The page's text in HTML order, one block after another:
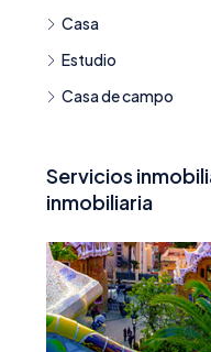
Casa
Estudio
Casa de campo
Servicios
inmobiliaria